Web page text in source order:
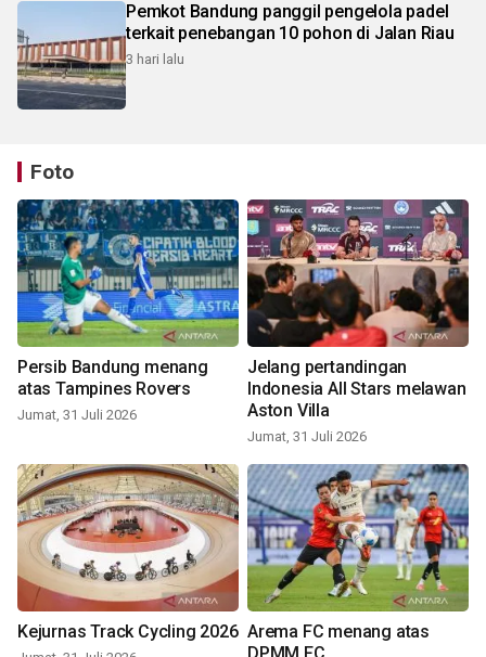
Pemkot Bandung panggil pengelola padel
terkait penebangan 10 pohon di Jalan Riau
3 hari lalu
Foto
Persib Bandung menang
atas Tampines Rovers
Jumat, 31 Juli 2026
Jelang pertandingan
Indonesia All Stars melawan
Aston Villa
Jumat, 31 Juli 2026
Kejurnas Track Cycling 2026 Arema FC menang atas